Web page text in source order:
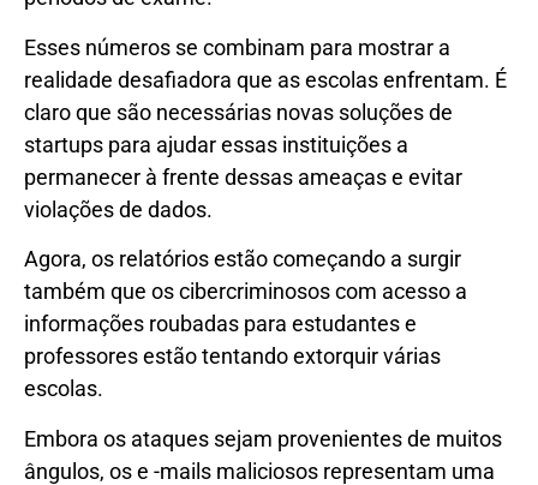
Esses números se combinam para mostrar a
realidade desafiadora que as escolas enfrentam. É
claro que são necessárias novas soluções de
startups para ajudar essas instituições a
permanecer à frente dessas ameaças e evitar
violações de dados.
Agora, os relatórios estão começando a surgir
também que os cibercriminosos com acesso a
informações roubadas para estudantes e
professores estão tentando extorquir várias
escolas.
Embora os ataques sejam provenientes de muitos
ângulos, os e -mails maliciosos representam uma